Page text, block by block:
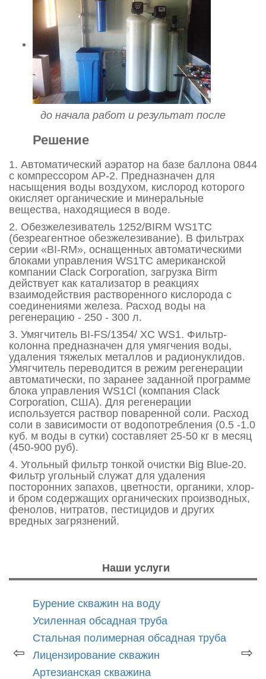
до начала работ и результат после
Решение
1. Автоматический аэратор на базе баллона 0844
с компрессором АР-2. Предназначен для
насыщения воды воздухом, кислород которого
окисляет органические и минеральные
вещества, находящиеся в воде.
2. Обезжелезиватель 1252/BIRM WS1TC
(безреагентное обезжелезивание). В фильтрах
серии «BI-RM», оснащенных автоматическими
блоками управления WS1TC американской
компании Clack Corporation, загрузка Birm
действует как катализатор в реакциях
взаимодействия растворенного кислорода с
соединениями железа. Расход воды на
регенерацию - 250 - 300 л.
3. Умягчитель BI-FS/1354/ XC WS1. Фильтр-
колонна предназначен для умягчения воды,
удаления тяжелых металлов и радионуклидов.
Умягчитель переводится в режим регенерации
автоматически, по заранее заданной программе
блока управления WS1Cl (компания Clack
Corporation, США). Для регенерации
используется раствор поваренной соли. Расход
соли в зависимости от водопотребления (0.5 -1.0
куб. м воды в сутки) составляет 25-50 кг в месяц
(450-900 руб).
4. Угольный фильтр тонкой очистки Big Blue-20.
Фильтр угольный служат для удаления
посторонних запахов, цветности, органики, хлор-
и бром содержащих органических производных,
фенолов, нитратов, пестицидов и других
вредных загрязнений.
Наши услуги
⇦
Бурение скважин на воду
Усиленная обсадная труба
Стальная полимерная обсадная труба
Лицензирование скважин
Артезианская скважина
⇨